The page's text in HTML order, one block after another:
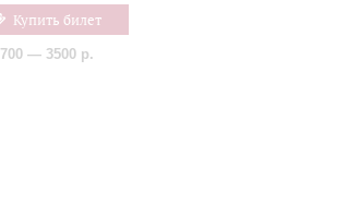
Купить билет
700 — 3500 р.